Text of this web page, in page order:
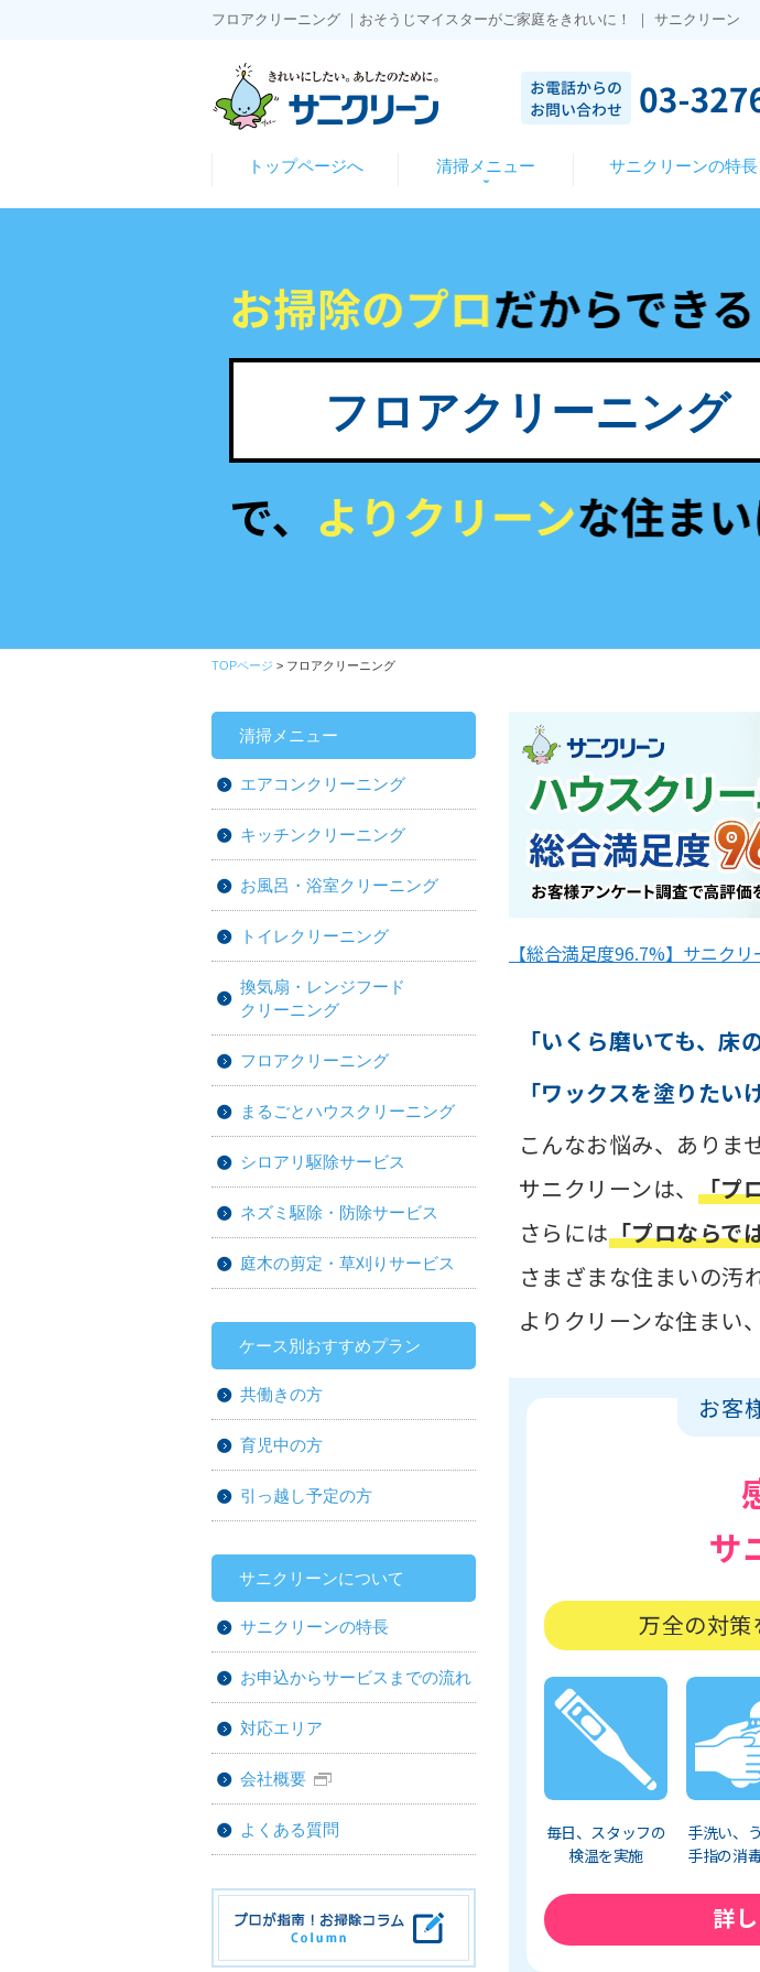
フロアクリーニング ｜おそうじマイスターがご家庭をきれいに！ ｜ サニクリーン
トップページへ 清掃メニュー サニクリーンの特長
フロアクリーニング
TOPページ > フロアクリーニング
【総合満足度96.7%】サニク
「いくら磨いても、 床
「ワックスを塗りたい
こんなお悩み、ありま
サニクリーンは、 「プ
さらには「プロならで
さまざまな住まいの汚
よりクリーンな住まい
お客
サ
万全の対策
毎日、 スタッフの
検温を実施
手洗い、
手指の消
詳
清掃メニュー
エアコンクリーニング
キッチンクリーニング
お風呂・浴室クリーニング
トイレクリーニング
換気扇・レンジフード
クリーニング
フロアクリーニング
まるごとハウスクリーニング
シロアリ駆除サービス
ネズミ駆除・防除サービス
庭木の剪定・草刈りサービス
ケース別おすすめプラン
共働きの方
育児中の方
引っ越し予定の方
サニクリーンについて
サニクリーンの特長
お申込からサービスまでの流れ
対応エリア
会社概要
よくある質問